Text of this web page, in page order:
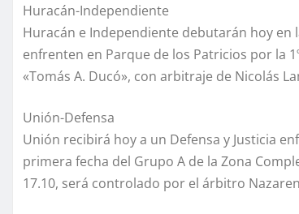
Huracán-Independiente
Huracán e Independiente debutarán hoy en
enfrenten en Parque de los Patricios por la
«Tomás A. Ducó», con arbitraje de Nicolás
Unión-Defensa
Unión recibirá hoy a un Defensa y Justicia
primera fecha del Grupo A de la Zona
17.10, será controlado por el árbitro